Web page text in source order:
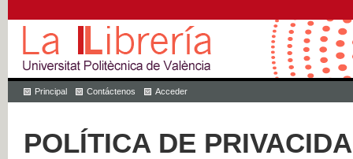
Principal Contáctenos Acceder
POLÍTICA DE